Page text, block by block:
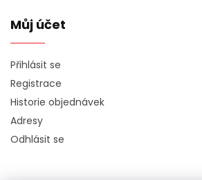
Můj účet
Přihlásit se
Registrace
Historie objednávek
Adresy
Odhlásit se